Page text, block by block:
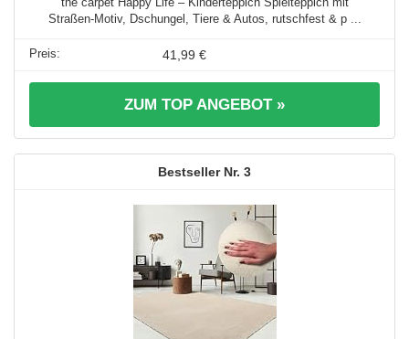
Straßen‑Motiv, Dschungel, Tiere & Autos, rutschfest & p ...
41,99 €
ZUM TOP ANGEBOT »
3